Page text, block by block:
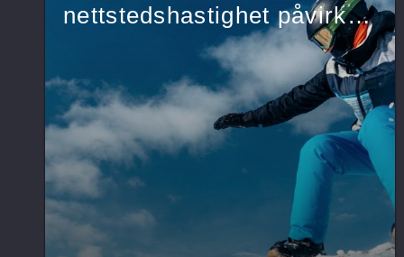
nettstedshastighet påvirker
virksomhetens vekst